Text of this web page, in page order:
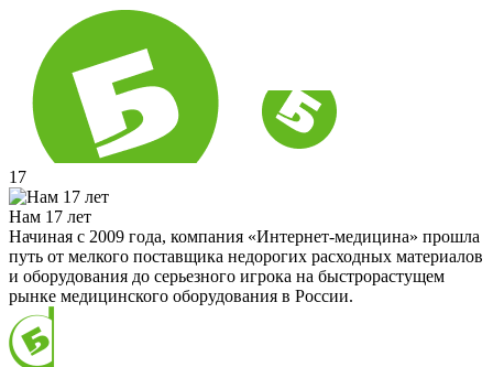
17
Нам 17 лет
Начиная с 2009 года, компания «Интернет-медицина» прошла
путь от мелкого поставщика недорогих расходных материалов
и оборудования до серьезного игрока на быстрорастущем
рынке медицинского оборудования в России.